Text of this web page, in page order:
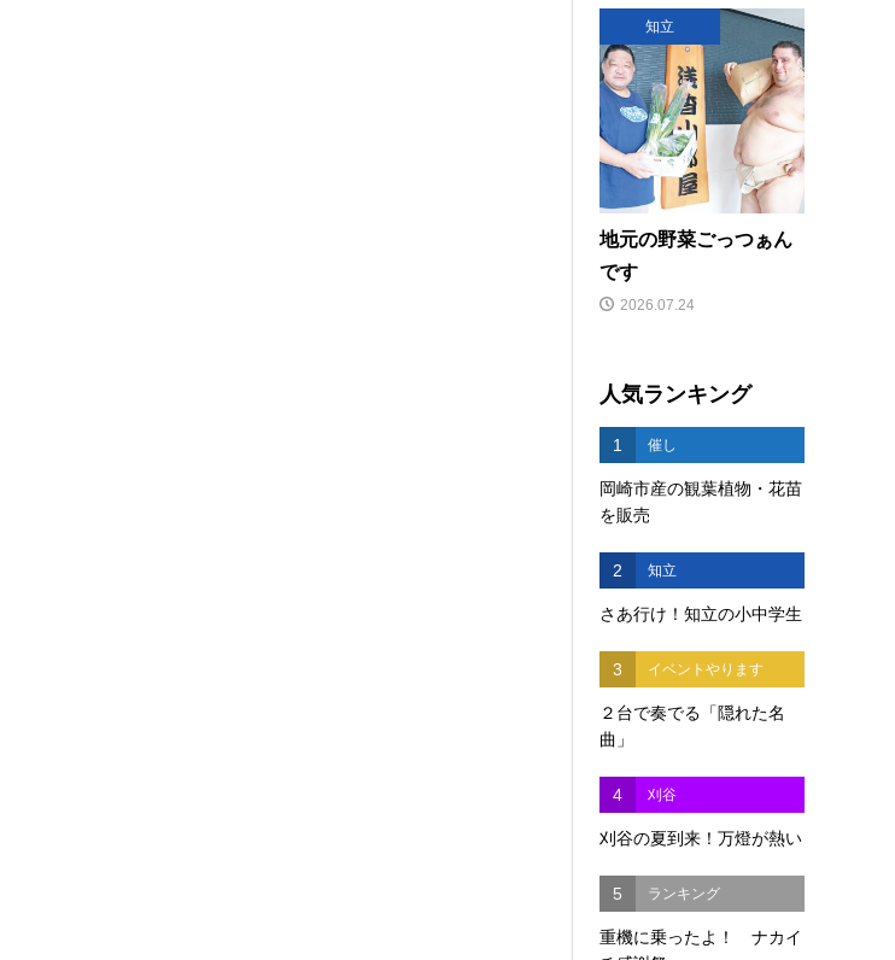
知立
地元の野菜ごっつぁん
です
2026.07.24
人気ランキング
1 催し
岡崎市産の観葉植物・花苗
を販売
2 知立
さあ行け！知立の小中学生
3 イベントやります
２台で奏でる「隠れた名
曲」
4 刈谷
刈谷の夏到来！万燈が熱い
5 ランキング
重機に乗ったよ！ ナカイ